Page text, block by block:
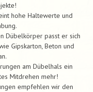
hohe Haltewerte und
Dübelkörper passt er sich
Gipskarton, Beton und
am Dübelhals ein
Mitdrehen mehr!
empfehlen wir den